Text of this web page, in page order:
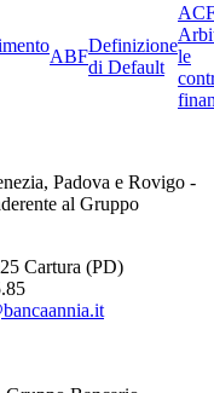
ABF
Definizione
di Default
le
Padova e Rovigo -
al Gruppo
Cartura (PD)